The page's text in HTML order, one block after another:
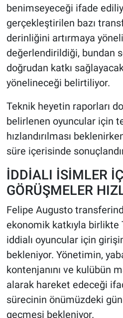
benimseyeceği ifade
gerçekleştirilen bazı
derinliğini artırmaya
değerlendirildiği, bundan
doğrudan katkı
yönelineceği belirtiliyor.
Teknik heyetin raporları
belirlenen oyuncular için
hızlandırılması
süre içerisinde
İDDİALI İSİMLER
GÖRÜŞMELER
Felipe Augusto
ekonomik katkıyla birlikte
iddialı oyuncular için
bekleniyor. Yönetimin,
kontenjanını ve kulübün
alarak hareket edeceği
sürecinin önümüzdeki
geçmesi bekleniyor.